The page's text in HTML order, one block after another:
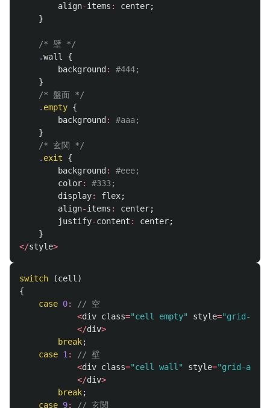
align-items : center;
}
/* 壁 */
.wall
{
background :
#444;
}
/* 盤面 */
. empty {
background :
#aaa;
}
/* 玄関 */
. exit
{
background :
#eee;
color:
#333;
display: flex;
align-items : center;
justify-content : center;
}
</style>
switch (cell )
{
case 0:
// 空
<div class="cell empty" style="grid-
</div>
break;
case 1 :
// 壁
<div class="cell wall" style="grid-
</div>
break;
case 9:
// 玄関